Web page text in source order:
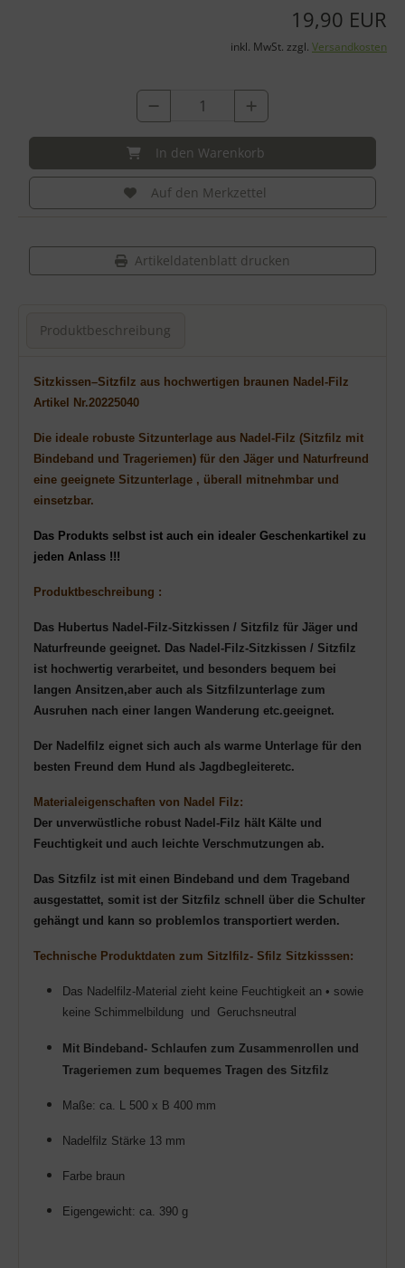
19,90 EUR
inkl. MwSt. zzgl. Versandkosten
In den Warenkorb
Auf den Merkzettel
Artikeldatenblatt drucken
Produktbeschreibung
Produktbeschreibung
Sitzkissen–Sitzfilz aus hochwertigen braunen Nadel-Filz
Artikel Nr.20225040
Die ideale robuste Sitzunterlage aus Nadel- Filz (Sitzfilz mit
Bindeband und Trageriemen) für den Jäger und Naturfreund
eine geeignete Sitzunterlage , überall mitnehmbar und
einsetzbar.
Das Produkts selbst ist auch ein idealer Geschenkartikel zu
jeden Anlass !!!
Produktbeschreibung :
Das Hubertus Nadel-Filz-Sitzkissen / Sitzfilz für Jäger und
Naturfreunde geeignet. Das Nadel-Filz-Sitzkissen / Sitzfilz
ist hochwertig verarbeitet, und
besonders bequem bei
langen Ansitzen,aber auch als Sitzfilzunterlage zum
Ausruhen nach einer langen Wanderung etc.geeignet.
Der Nadelfilz eignet sich auch als warme Unterlage für den
besten Freund dem Hund als Jagdbegleiteretc.
Materialeigenschaften von Nadel Filz:
Der unverwüstliche robust Nadel-Filz hält Kälte und
Feuchtigkeit und auch leichte Verschmutzungen ab.
Das Sitzfilz ist mit einen Bindeband und dem Trageband
ausgestattet, somit ist der Sitzfilz schnell über die Schulter
gehängt und kann so problemlos transportiert werden.
Technische Produktdaten zum Sitzlfilz- Sfilz Sitzkisssen:
Das Nadelfilz-Material zieht keine Feuchtigkeit an • sowie
keine Schimmelbildung und Geruchsneutral
Mit Bindeband- Schlaufen zum Zusammenrollen und
Trageriemen zum bequemes Tragen des Sitzfilz
Maße: ca. L 500 x B 400 mm
Nadelfilz Stärke 13 mm
Farbe braun
Eigengewicht: ca. 390 g